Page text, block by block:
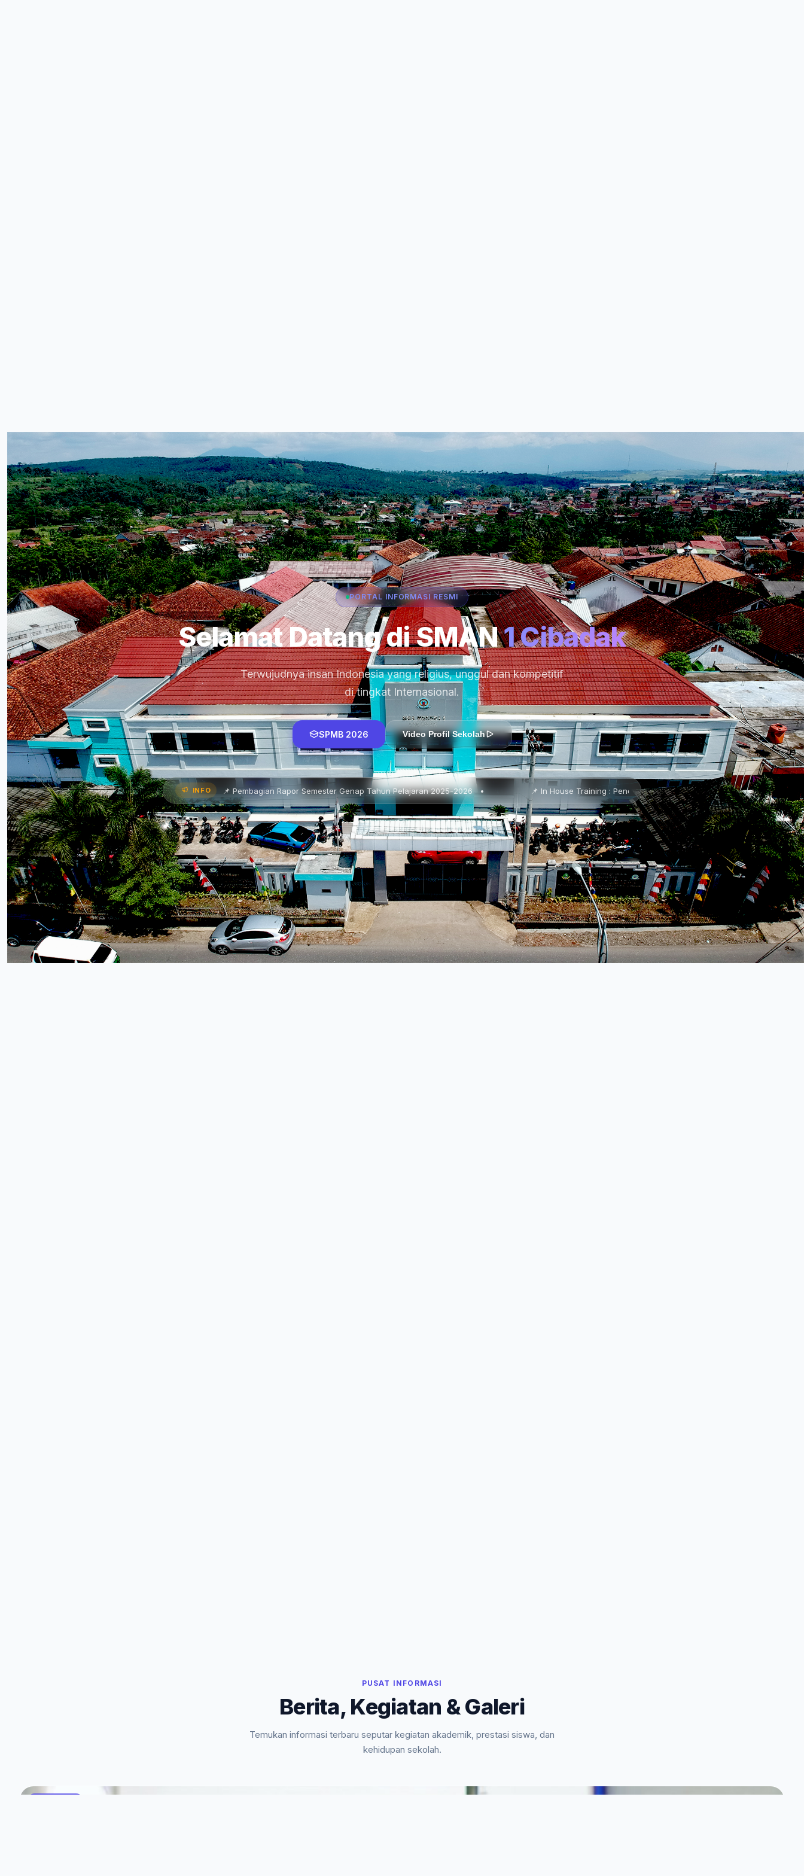
PORTAL INFORMASI RESMI
Selamat Datang di SMAN1 Cibadak
Terwujudnya insan Indonesia yang religius, unggul dan kompetitif
di tingkat Internasional.
SPMB 2026 Video Profil Sekolah
INFO
Program Kerja • 📌 Pembagian Rapor Semester Genap Tahun Pelajaran 2025-2026 • 📌 In House Training : Pendidikan Karakter Pancawaluya • 📌 Lembaran Baru •
PUSAT INFORMASI
Berita, Kegiatan & Galeri
Temukan informasi terbaru seputar kegiatan akademik, prestasi siswa, dan
kehidupan sekolah.